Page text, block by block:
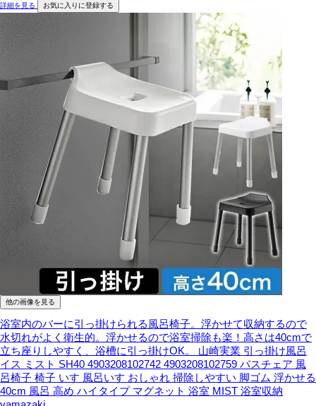
詳細を見る
お気に入りに登録する
他の画像を見る
浴室内のバーに引っ掛けられる風呂椅子。浮かせて収納するので
水切れがよく衛生的。浮かせるので浴室掃除も楽！高さは40cmで
立ち座りしやすく、浴槽に引っ掛けOK。
山崎実業 引っ掛け風呂
イス ミスト SH40 4903208102742 4903208102759 バスチェア 風
呂椅子 椅子 いす 風呂いす おしゃれ 掃除しやすい 脚ゴム 浮かせる
40cm 風呂 高め ハイタイプ マグネット 浴室 MIST 浴室収納